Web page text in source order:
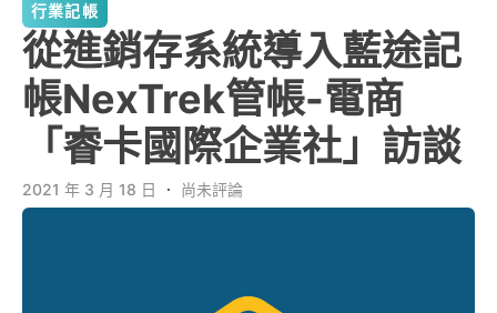
行業記帳
從進銷存系統導入藍途記
帳NexTrek管帳-電商
「睿卡國際企業社」訪談
2021 年 3 月 18 日 ． 尚未評論